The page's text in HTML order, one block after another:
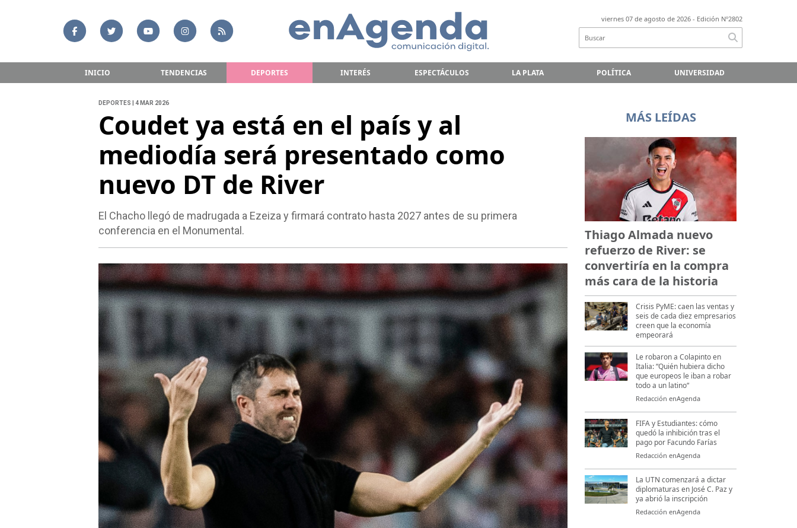
viernes 07 de agosto de 2026 - Edición Nº2802
INICIO TENDENCIAS DEPORTES INTERÉS ESPECTÁCULOS LA PLATA POLÍTICA UNIVERSIDAD
DEPORTES | 4 MAR 2026
Coudet ya está en el país y al
mediodía será presentado como
nuevo DT de River
El Chacho llegó de madrugada a Ezeiza y firmará contrato hasta 2027 antes de su primera
conferencia en el Monumental.
MÁS LEÍDAS
Thiago Almada nuevo
refuerzo de River: se
convertiría en la compra
más cara de la historia
Crisis PyME: caen las ventas y
seis de cada diez empresarios
creen que la economía
empeorará
Le robaron a Colapinto en
Italia: “Quién hubiera dicho
que europeos le iban a robar
todo a un latino“
Redacción enAgenda
FIFA y Estudiantes: cómo
quedó la inhibición tras el
pago por Facundo Farías
Redacción enAgenda
La UTN comenzará a dictar
diplomaturas en José C. Paz y
ya abrió la inscripción
Redacción enAgenda